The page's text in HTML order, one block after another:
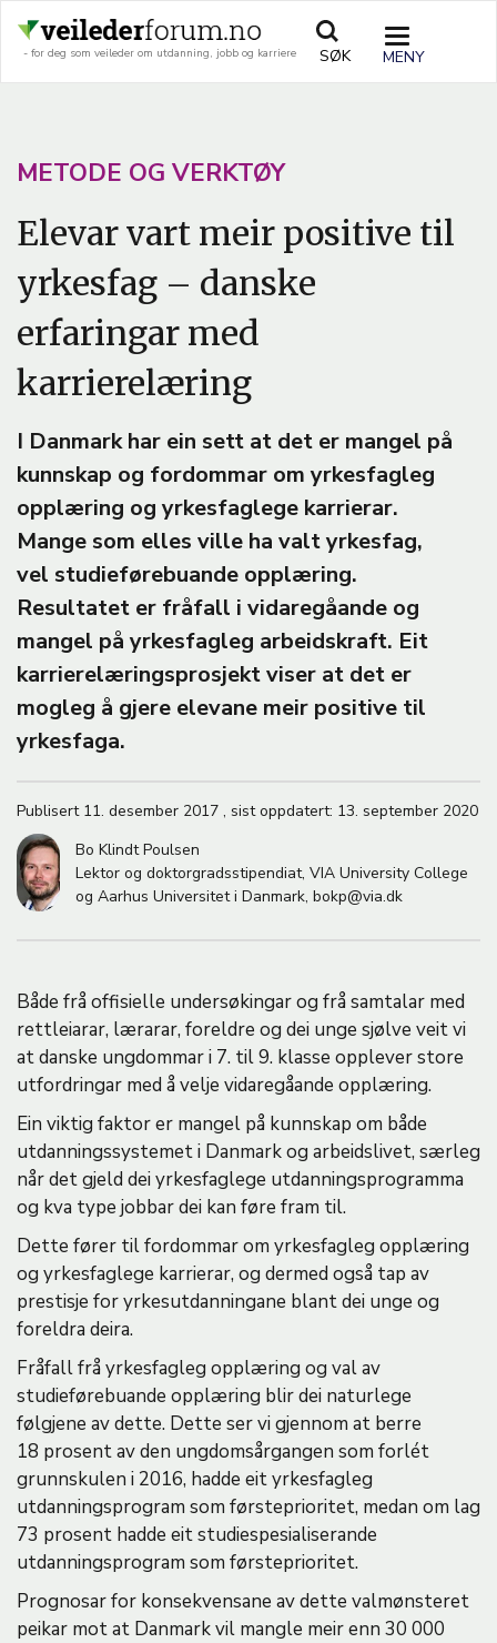
hovedinnhold
- for deg som veileder om utdanning, jobb og karriere SØK
A
T
I
C
L
E
T
E
M
A
METODE OG VERKTØY
Elevar vart meir positive til
yrkesfag – danske
erfaringar med
karrierelæring
I Danmark har ein sett at det er mangel på
kunnskap og fordommar om yrkesfagleg
opplæring og yrkesfaglege karrierar.
Mange som elles ville ha valt yrkesfag,
vel studieførebuande opplæring.
Resultatet er fråfall i vidaregåande og
mangel på yrkesfagleg arbeidskraft. Eit
karrierelæringsprosjekt viser at det er
mogleg å gjere elevane meir positive til
yrkesfaga.
Publisert 11. desember 2017 , sist oppdatert: 13. september 2020
Bo Klindt Poulsen
Lektor og doktorgradsstipendiat, VIA University College
og Aarhus Universitet i Danmark, bokp@via.dk
Både frå offisielle undersøkingar og frå samtalar med
rettleiarar, lærarar, foreldre og dei unge sjølve veit vi
at danske ungdommar i 7. til 9. klasse opplever store
utfordringar med å velje vidaregåande opplæring.
Ein viktig faktor er mangel på kunnskap om både
utdanningssystemet i Danmark og arbeidslivet, særleg
når det gjeld dei yrkesfaglege utdanningsprogramma
og kva type jobbar dei kan føre fram til.
Dette fører til fordommar om yrkesfagleg opplæring
og yrkesfaglege karrierar, og dermed også tap av
prestisje for yrkesutdanningane blant dei unge og
foreldra deira.
Fråfall frå yrkesfagleg opplæring og val av
studieførebuande opplæring blir dei naturlege
følgjene av dette. Dette ser vi gjennom at berre
18 prosent av den ungdomsårgangen som forlét
grunnskulen i 2016, hadde eit yrkesfagleg
utdanningsprogram som førsteprioritet, medan om lag
73 prosent hadde eit studiespesialiserande
utdanningsprogram som førsteprioritet.
Prognosar for konsekvensane av dette valmønsteret
peikar mot at Danmark vil mangle meir enn 30 000